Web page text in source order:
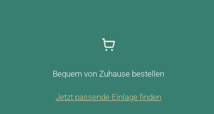
Bequem von Zuhause bestellen
Jetzt passende Einlage finden